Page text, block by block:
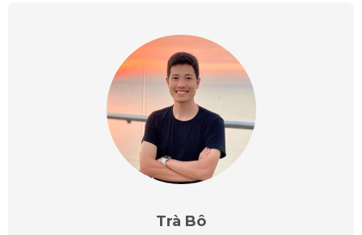
Trà Bô